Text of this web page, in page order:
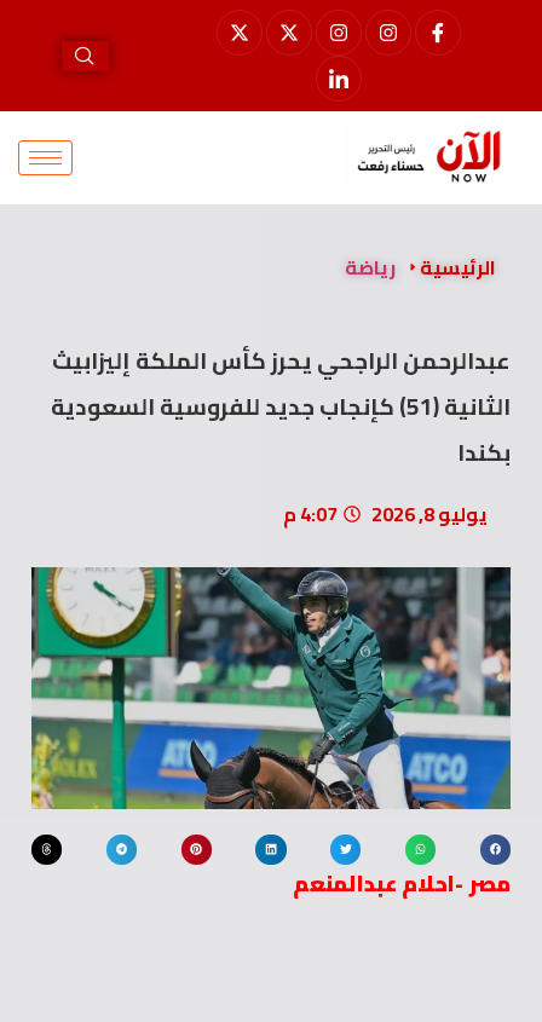
الرئيسية رياضة
عبدالرحمن الراجحي يحرز كأس الملكة إليزابيث
الثانية (51) كإنجاب جديد للفروسية السعودية
بكندا
يوليو 8, 2026 4:07 م
مصر -احلام عبدالمنعم